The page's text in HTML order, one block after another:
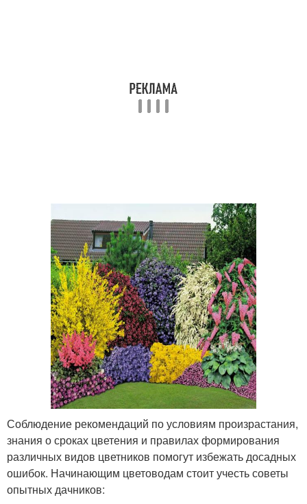
Соблюдение рекомендаций по условиям произрастания,
знания о сроках цветения и правилах формирования
различных видов цветников помогут избежать досадных
ошибок. Начинающим цветоводам стоит учесть советы
опытных дачников: